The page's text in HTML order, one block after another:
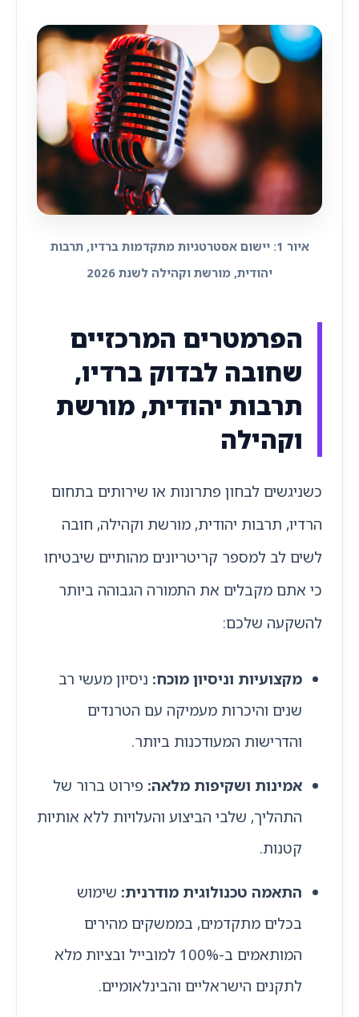
איור 1: יישום אסטרטגיות מתקדמות ברדיו, תרבות
יהודית, מורשת וקהילה לשנת 2026
הפרמטרים המרכזיים
שחובה לבדוק ברדיו,
תרבות יהודית, מורשת
וקהילה
כשניגשים לבחון פתרונות או שירותים בתחום
הרדיו, תרבות יהודית, מורשת וקהילה, חובה
לשים לב למספר קריטריונים מהותיים שיבטיחו
כי אתם מקבלים את התמורה הגבוהה ביותר
להשקעה שלכם:
מקצועיות וניסיון מוכח:ניסיון מעשי רב
שנים והיכרות מעמיקה עם הטרנדים
והדרישות המעודכנות ביותר.
אמינות ושקיפות מלאה:פירוט ברור של
התהליך, שלבי הביצוע והעלויות ללא אותיות
קטנות.
התאמה טכנולוגית מודרנית:שימוש
בכלים מתקדמים, בממשקים מהירים
המותאמים ב-100% למובייל ובציות מלא
לתקנים הישראליים והבינלאומיים.